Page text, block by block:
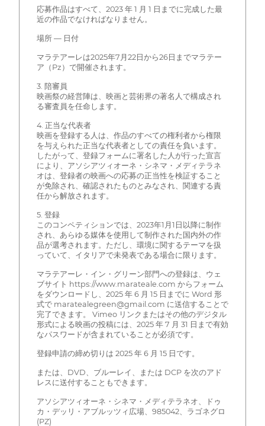
応募作品はすべて、2023 年 1 月 1 日までに完成した最
近の作品でなければなりません。
場所 — 日付
マラテアーレは2025年7月22日から26日までマラテー
ア（Pz）で開催されます。
3. 陪審員
映画祭の経営陣は、映画と芸術界の著名人で構成され
る審査員を任命します。
4. 正当な代表者
映画を登録する人は、作品のすべての権利者から権限
を与えられた正当な代表者としての責任を負います。
したがって、登録フォームに署名した人が行った宣言
により、アソシアツィオーネ・シネマ・メディテラネ
オは、登録者の映画への応募の正当性を検証すること
が免除され、確認されたものとみなされ、関連する責
任から解放されます。
5. 登録
このコンペティションでは、2023年1月1日以降に制作
され、あらゆる媒体を使用して制作された国内外の作
品が選考されます。ただし、環境に関するテーマを扱
っていて、イタリアで未発表である場合に限ります。
マラテアーレ・イン・グリーン部門への登録は、ウェ
ブサイト https://www.marateale.com からフォーム
をダウンロードし、2025 年 6 月 15 日までに Word 形
式で maratealegreen@gmail.com に送信することで
完了できます。 Vimeo リンクまたはその他のデジタル
形式による映画の投稿には、2025 年 7 月 31 日まで有効
なパスワードが含まれていることが必須です。
登録申請の締め切りは 2025 年 6 月 15 日です。
または、DVD、ブルーレイ、または DCP を次のアド
レスに送付することもできます。
アソシアツィオーネ・シネマ・メディテラネオ、ドゥ
カ・デッリ・アブルッツィ広場、985042、ラゴネグロ
(PZ)